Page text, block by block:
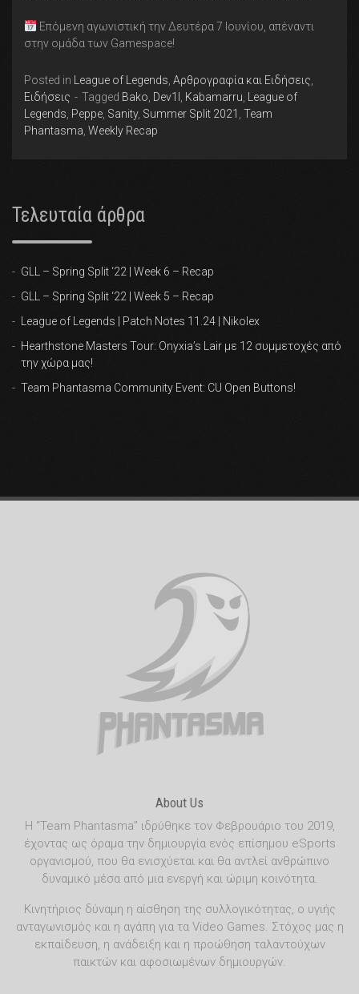
Επόμενη αγωνιστική την Δευτέρα 7 Ιουνίου, απέναντι
στην ομάδα των Gamespace!
Posted in League of Legends Αρθρογραφία και Ειδήσεις
Ειδήσεις
Tagged Bako Dev1l Kabamarru
League of
Legends Peppe Sanity, Summer Split 2021
Team
Phantasma Weekly Recap
Τελευταία άρθρα
GLL – Spring Split ‘22 | Week 6 – Recap
GLL – Spring Split ‘22 | Week 5 – Recap
League of Legends | Patch Notes 11.24 | Nikolex
Hearthstone Masters Tour: Onyxia’s Lair με 12 συμμετοχές από
την χώρα μας!
Team Phantasma Community Event: CU Open Buttons!
About Us
Η “Team Phantasma” ιδρύθηκε τον Φεβρουάριο του 2019,
έχοντας ως όραμα την δημιουργία ενός επίσημου eSports
οργανισμού, που θα ενισχύεται και θα αντλεί ανθρώπινο
δυναμικό μέσα από μια ενεργή και ώριμη κοινότητα.
Κινητήριος δύναμη η αίσθηση της συλλογικότητας, ο υγιής
ανταγωνισμός και η αγάπη για τα Video Games. Στόχος μας η
εκπαίδευση, η ανάδειξη και η προώθηση ταλαντούχων
παικτών και αφοσιωμένων δημιουργών.